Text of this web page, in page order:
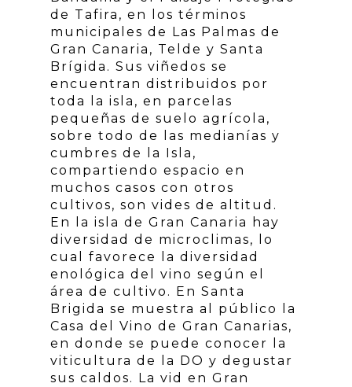
de Tafira, en los términos
municipales de Las Palmas de
Gran Canaria, Telde y Santa
Brígida. Sus viñedos se
encuentran distribuidos por
toda la isla, en parcelas
pequeñas de suelo agrícola,
sobre todo de las medianías y
cumbres de la Isla,
compartiendo espacio en
muchos casos con otros
cultivos, son vides de altitud.
En la isla de Gran Canaria hay
diversidad de microclimas, lo
cual favorece la diversidad
enológica del vino según el
área de cultivo. En Santa
Brigida se muestra al público la
Casa del Vino de Gran Canarias,
en donde se puede conocer la
viticultura de la DO y degustar
sus caldos. La vid en Gran